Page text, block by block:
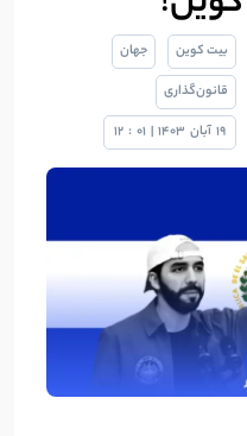
بیت کوین
جهان
قانون‌گذاری
19 آبان 1403
|
01
:
12